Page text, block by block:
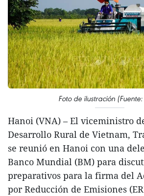
Foto de ilustración
Hanoi (VNA) – El viceministro
Desarrollo Rural de Vietnam,
se reunió en Hanoi con una
Banco Mundial (BM) para
preparativos para la firma del
por Reducción de Emisiones